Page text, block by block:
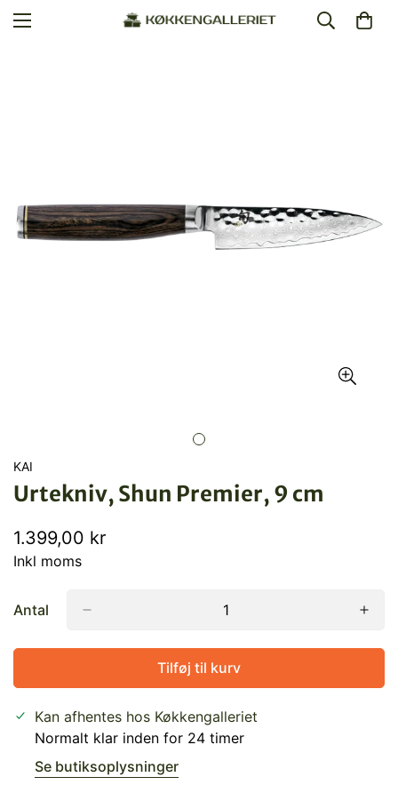
KAI
Urtekniv, Shun Premier, 9 cm
Normal
pris
1.399,00 kr
Inkl moms
Antal
Tilføj til kurv
Kan afhentes hos Køkkengalleriet
Normalt klar inden for 24 timer
Se butiksoplysninger